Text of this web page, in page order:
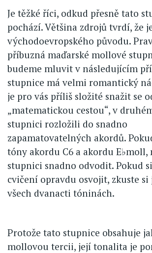
Je těžké říci, odkud přesně tato
pochází. Většina zdrojů tvrdí, že
východoevropského původu.
příbuzná maďarské mollové
budeme mluvit v následujícím
stupnice má velmi romantický
je pro vás příliš složité snažit se
„matematickou cestou“, v
stupnici rozložili do snadno
zapamatovatelných akordů.
tóny akordu C6 a akordu E♭moll,
stupnici snadno odvodit. Pokud
cvičení opravdu osvojit, zkuste si
všech dvanacti tóninách.
Protože tato stupnice obsahuje
mollovou tercii, její tonalita je